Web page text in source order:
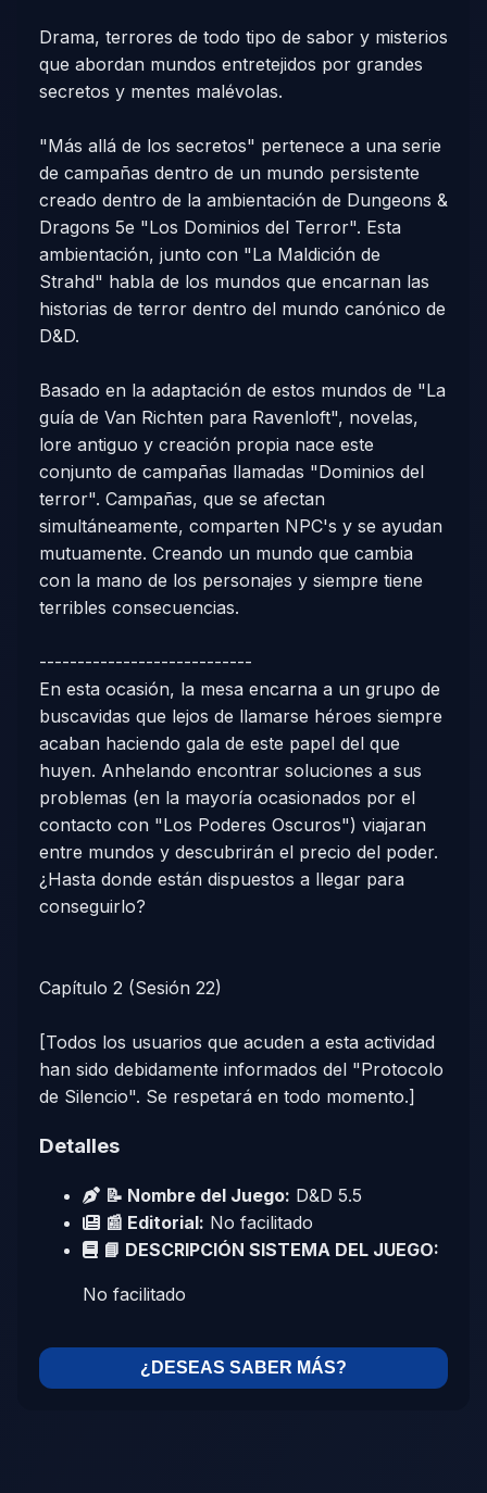
Drama, terrores de todo tipo de sabor y misterios
que abordan mundos entretejidos por grandes
secretos y mentes malévolas.
"Más allá de los secretos" pertenece a una serie
de campañas dentro de un mundo persistente
creado dentro de la ambientación de Dungeons &
Dragons 5e "Los Dominios del Terror". Esta
ambientación, junto con "La Maldición de
Strahd" habla de los mundos que encarnan las
historias de terror dentro del mundo canónico de
D&D.
Basado en la adaptación de estos mundos de "La
guía de Van Richten para Ravenloft", novelas,
lore antiguo y creación propia nace este
conjunto de campañas llamadas "Dominios del
terror". Campañas, que se afectan
simultáneamente, comparten NPC's y se ayudan
mutuamente. Creando un mundo que cambia
con la mano de los personajes y siempre tiene
terribles consecuencias.
----------------------------
En esta ocasión, la mesa encarna a un grupo de
buscavidas que lejos de llamarse héroes siempre
acaban haciendo gala de este papel del que
huyen. Anhelando encontrar soluciones a sus
problemas (en la mayoría ocasionados por el
contacto con "Los Poderes Oscuros") viajaran
entre mundos y descubrirán el precio del poder.
¿Hasta donde están dispuestos a llegar para
conseguirlo?
Capítulo 2 (Sesión 22)
[Todos los usuarios que acuden a esta actividad
han sido debidamente informados del "Protocolo
de Silencio". Se respetará en todo momento.]
Detalles
📝 Nombre del Juego: D&D 5.5
📰 Editorial: No facilitado
📘 DESCRIPCIÓN SISTEMA DEL JUEGO:
No facilitado
¿DESEAS SABER MÁS?